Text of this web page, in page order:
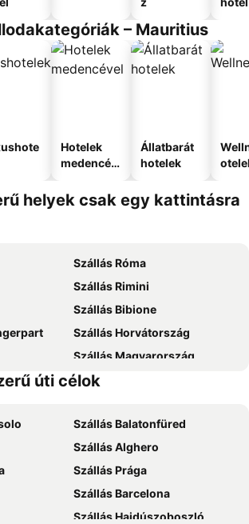
– Mauritius
Hotelek
medencév
Állatbarát
hotelek
helyek csak egy kattintásra
Szállás Róma
Szállás Rimini
Szállás Bibione
Szállás Horvátország
Szállás Magyarország
Szállás Rodosz sziget
úti célok
Szállás Balatonfüred
Szállás Alghero
Szállás Prága
Szállás Barcelona
Szállás Hajdúszoboszló